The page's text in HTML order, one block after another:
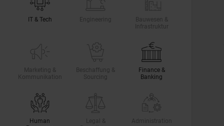
IT & Tech Engineering
Bauwesen &
Infrastruktur
Marketing &
Kommunikation
Beschaffung &
Sourcing
Finance &
Banking
Human
Legal &
Administration